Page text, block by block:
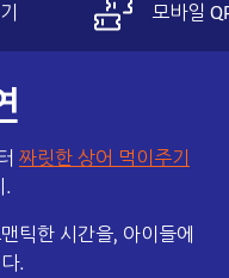
모바일
짜릿한 상어 먹이주기
.
틱한 시간을, 아이들에
.